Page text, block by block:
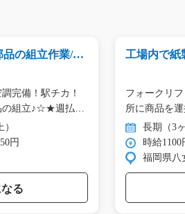
の組立作業/g0
完備！駅チカ！
の組立♪☆★週払い
円
る
工場内で紙
フォークリ
所に商品を
日… 長期（3
時給1100
福岡県八